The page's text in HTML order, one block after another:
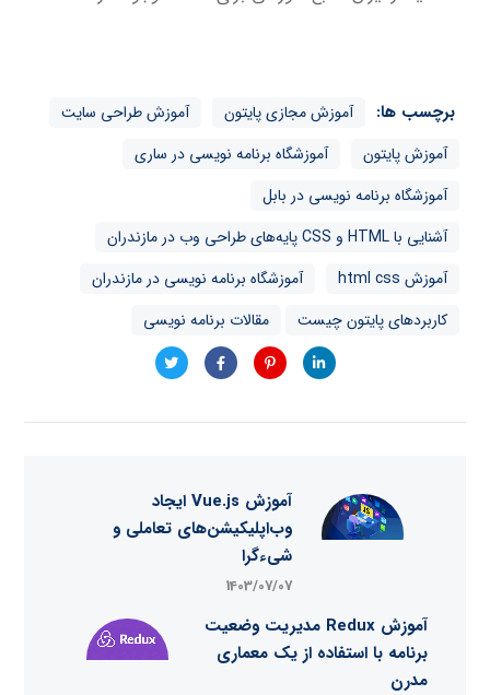
برچسب ها: آموزش مجازی پایتون
آموزش طراحی سایت
آموزش پایتون
آموزشگاه برنامه نویسی در ساری
آموزشگاه برنامه نویسی در بابل
آشنایی با HTML و CSS پایه‌های طراحی وب در مازندران
آموزش html css
آموزشگاه برنامه نویسی در مازندران
کاربردهای پایتون چیست
مقالات برنامه نویسی
آموزش Vue.js ایجاد
وب‌اپلیکیشن‌های تعاملی و
شیءگرا
1403/07/07
آموزش Redux مدیریت وضعیت
برنامه با استفاده از یک معماری
مدرن